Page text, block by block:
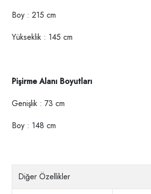
Boy : 215 cm
Yükseklik : 145 cm
Pişirme Alanı Boyutları
Genişlik : 73 cm
Boy : 148 cm
Diğer Özellikler